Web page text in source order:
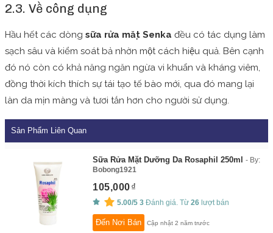
2.3. Về công dụng
Hầu hết các dòng sữa rửa mặt Senka đều có tác dụng làm
sạch sâu và kiểm soát bả nhờn một cách hiệu quả. Bên cạnh
đó nó còn có khả năng ngăn ngừa vi khuẩn và kháng viêm,
đồng thời kích thích sự tái tạo tế bào mới, qua đó mang lại
làn da mịn màng và tươi tắn hơn cho người sử dụng.
Sản Phẩm Liên Quan
Sữa Rửa Mặt Dưỡng Da Rosaphil 250ml
By:
Bobong1921
105,000
5.00/5 3 Đánh giá. Từ26 lượt bán
Đến Nơi Bán Cập nhật 2 năm trước